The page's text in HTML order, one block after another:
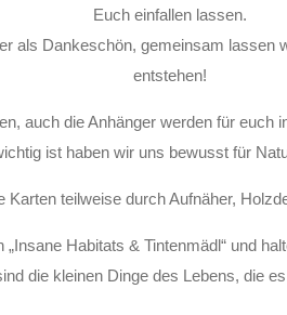
Euch einfallen lassen.
als Dankeschön, gemeinsam lassen
entstehen!
auch die Anhänger werden für euch
ist haben wir uns bewusst für
Karten teilweise durch Aufnäher,
Habitats & Tintenmädl“ und
die kleinen Dinge des Lebens, die